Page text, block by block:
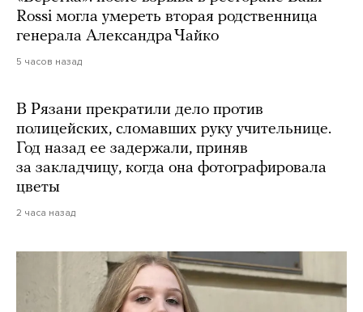
Rossi могла умереть вторая родственница
генерала Александра Чайко
5 часов назад
В Рязани прекратили дело против
полицейских, сломавших руку учительнице.
Год назад ее задержали, приняв
за закладчицу, когда она фотографировала
цветы
2 часа назад